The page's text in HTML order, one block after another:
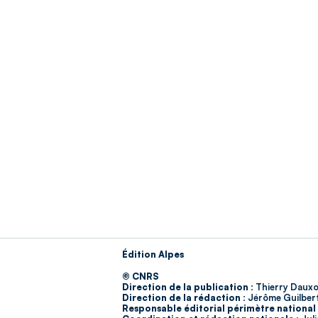
Édition Alpes
© CNRS
Direction de la publication : Thierry
Direction de la rédaction : Jérôme
Responsable éditorial périmètre national